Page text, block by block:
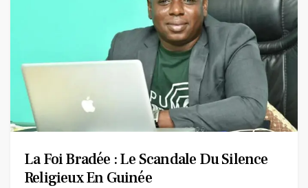
La Foi Bradée : Le Scandale Du Silence
Religieux En Guinée